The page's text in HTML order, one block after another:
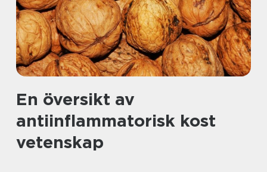
En översikt av
antiinflammatorisk kost
vetenskap